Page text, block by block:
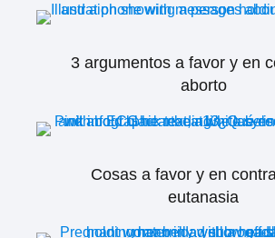
3 argumentos a favor y en
aborto
Cosas a favor y en
eutanasia